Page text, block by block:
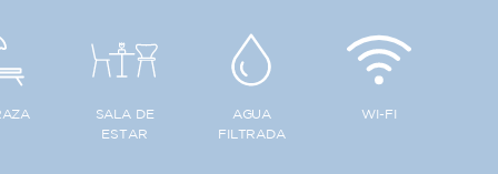
SALA DE
ESTAR
AGUA
FILTRADA
WI-FI